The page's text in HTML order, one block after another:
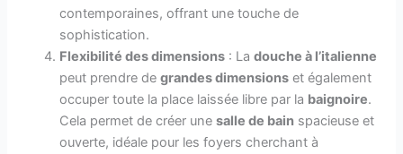
contemporaines, offrant une touche de
sophistication.
Flexibilité des dimensions : Ladouche à l’italienne
peut prendre degrandes dimensions et également
occuper toute la place laissée libre par la baignoire.
Cela permet de créer unesalle de bain spacieuse et
ouverte, idéale pour les foyers cherchant à